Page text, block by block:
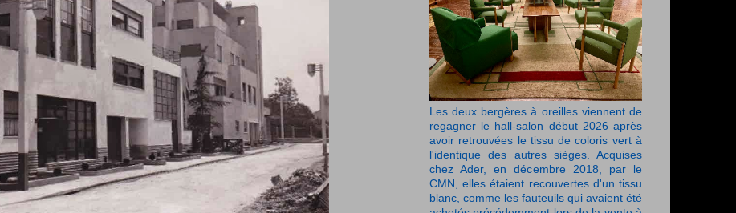
Les deux bergères à oreilles viennent de
regagner le hall-salon début 2026 après
avoir retrouvées le tissu de coloris vert à
l'identique des autres sièges. Acquises
chez Ader, en décembre 2018, par le
CMN, elles étaient recouvertes d'un tissu
blanc, comme les fauteuils qui avaient été